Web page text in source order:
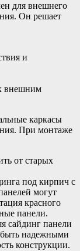
для внешнего
Он решает
и
внешним
каркасы
При монтаже
от старых
под кирпич с
могут
красного
панели.
сайдинг панели
надежными
конструкции.